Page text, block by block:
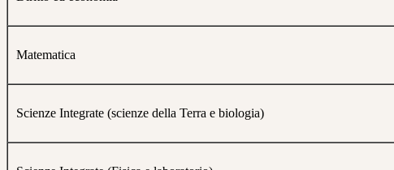
Matematica
Scienze Integrate (scienze della Terra e biologia)